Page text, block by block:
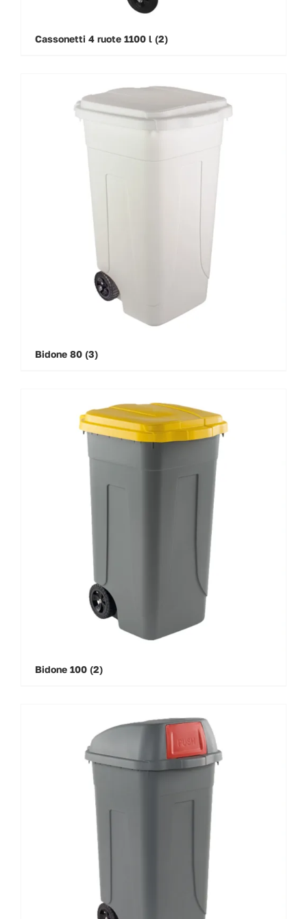
Cassonetti 4 ruote 1100 l (2)
Bidone 80 (3)
Bidone 100 (2)